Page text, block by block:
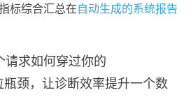
标综合汇总在自动生成的系统报告
请求如何穿过你的
颈，让诊断效率提升一个数